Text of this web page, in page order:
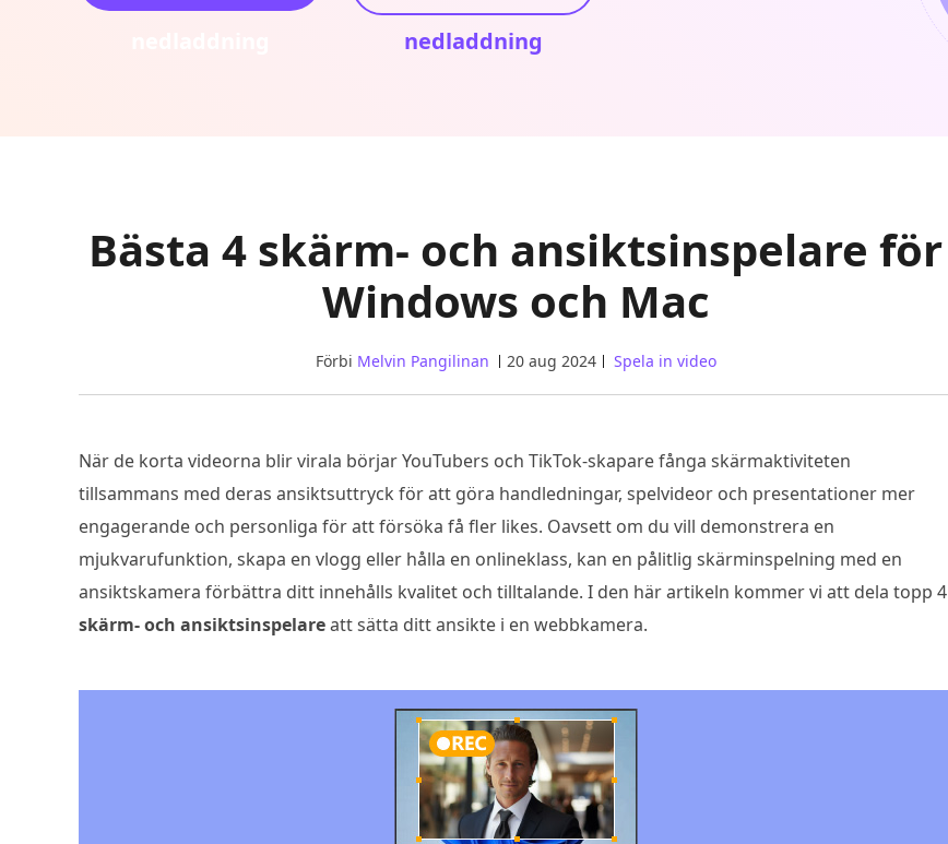
nedladdning
Bästa 4 skärm- och ansiktsinspelare för
Windows och Mac
Förbi Melvin Pangilinan 20 aug 2024 Spela in video
När de korta videorna blir virala börjar YouTubers och TikTok-skapare fånga skärmaktiviteten
tillsammans med deras ansiktsuttryck för att göra handledningar, spelvideor och presentationer mer
engagerande och personliga för att försöka få fler likes. Oavsett om du vill demonstrera en
mjukvarufunktion, skapa en vlogg eller hålla en onlineklass, kan en pålitlig skärminspelning med en
ansiktskamera förbättra ditt innehålls kvalitet och tilltalande. I den här artikeln kommer vi att dela topp 4
skärm- och ansiktsinspelareatt sätta ditt ansikte i en webbkamera.